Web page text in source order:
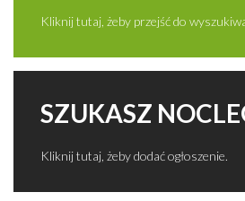
Kliknij tutaj, żeby przejść do
SZUKASZ
Kliknij tutaj, żeby dodać ogłoszenie.